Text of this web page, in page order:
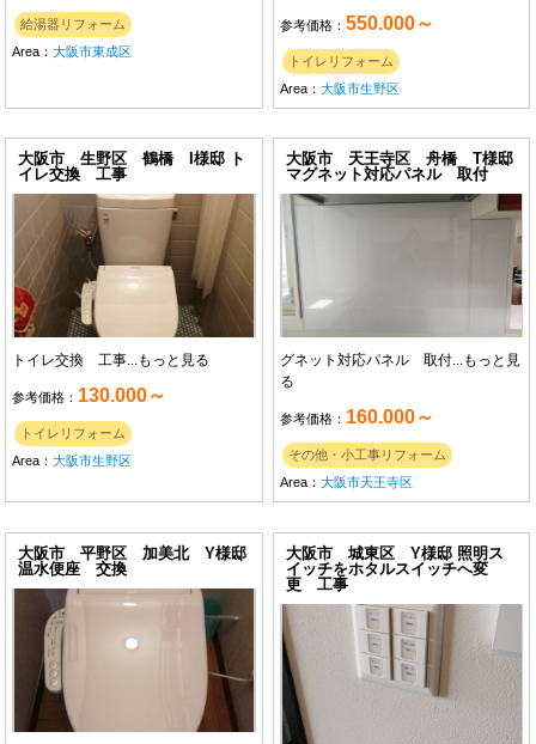
給湯器リフォーム
Area：大阪市東成区
参考価格：550.000～
トイレリフォーム
Area：大阪市生野区
大阪市 生野区 鶴橋 I様邸 ト
イレ交換 工事
トイレ交換 工事...もっと見る
参考価格： 130.000～
トイレリフォーム
Area：大阪市生野区
大阪市 天王寺区 舟橋 T様邸
マグネット対応パネル 取付
グネット対応パネル 取付...もっと見
る
参考価格： 160.000～
その他・小工事リフォーム
Area：大阪市天王寺区
大阪市 平野区 加美北 Y様邸
温水便座 交換
大阪市 城東区 Y様邸 照明ス
イッチをホタルスイッチへ変
更 工事